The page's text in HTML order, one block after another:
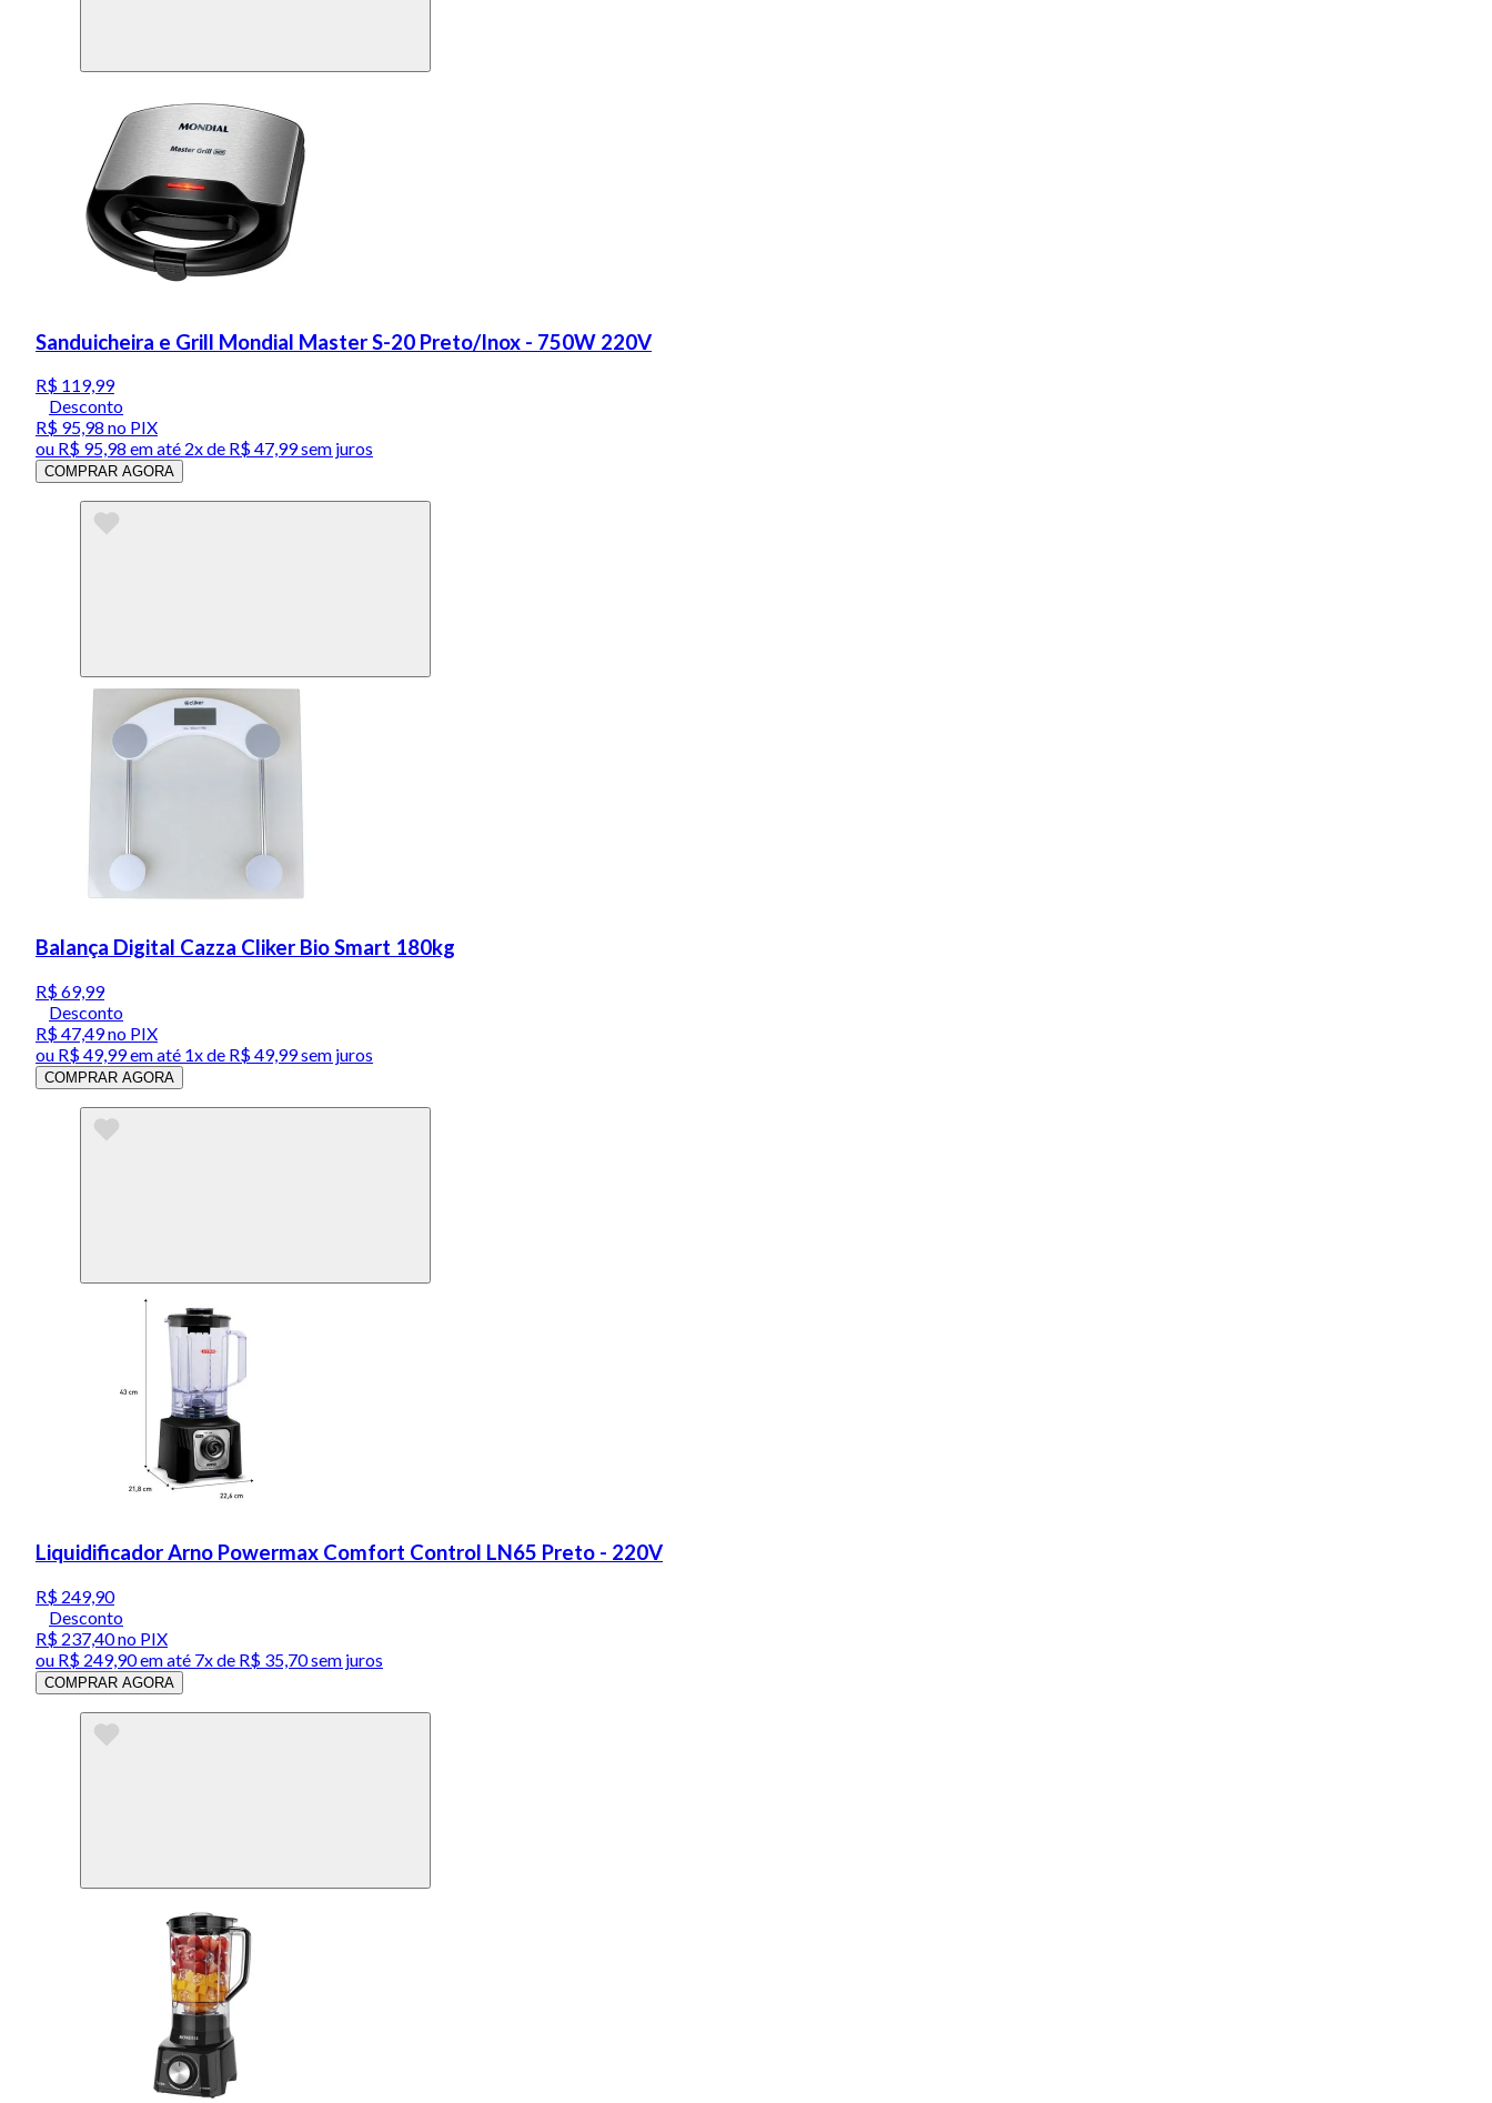
Sanduicheira e Grill Mondial Master S-20 Preto/Inox - 750W 220V
R$ 119,99
Desconto
R$ 95,98 no PIX
ou R$ 95,98 em até 2x de R$ 47,99 sem juros
COMPRAR AGORA
Balança Digital Cazza Cliker Bio Smart 180kg
R$ 69,99
Desconto
R$ 47,49no PIX
ou R$ 49,99em até 1x de R$ 49,99sem juros
COMPRAR AGORA
Liquidificador Arno Powermax Comfort Control LN65 Preto - 220V
R$ 249,90
Desconto
R$ 237,40no PIX
ou R$ 249,90em até 7x de R$ 35,70 sem juros
COMPRAR AGORA